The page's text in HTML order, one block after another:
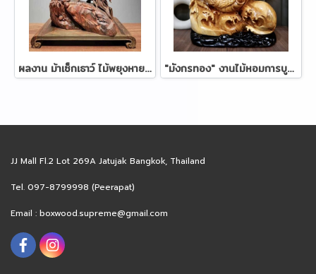
ผลงาน ม้าเซ็กเธาว์ ไม้พยุงหายาก ขนาด 38 ซม. "มังกรทอง" งานไม้หอมการบูร 88 ซม.
JJ Mall Fl.2 Lot 269A Jatujak Bangkok, Thailand
Tel. 097-8799998 (Peerapat)
Email : boxwood.supreme@gmail.com